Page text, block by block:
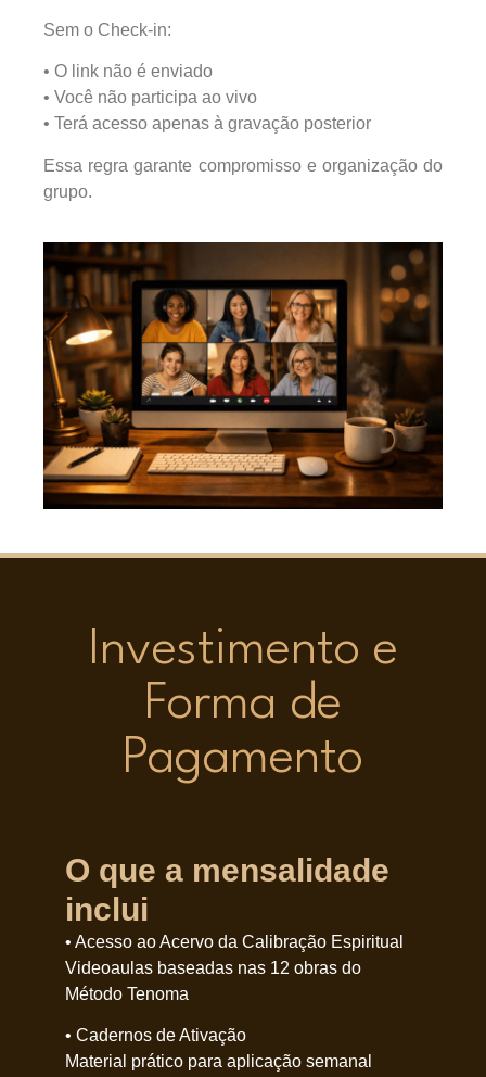
Sem o Check-in:
• O link não é enviado
• Você não participa ao vivo
• Terá acesso apenas à gravação posterior
Essa regra garante compromisso e organização do
grupo.
Investimento e
Forma de
Pagamento
O que a mensalidade
inclui
• Acesso ao Acervo da Calibração Espiritual
Videoaulas baseadas nas 12 obras do
Método Tenoma
• Cadernos de Ativação
Material prático para aplicação semanal